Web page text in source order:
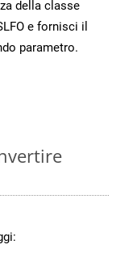
della classe
e fornisci il
parametro.